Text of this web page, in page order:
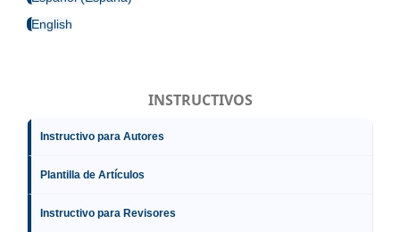
English
INSTRUCTIVOS
Instructivo para Autores
Plantilla de Artículos
Instructivo para Revisores